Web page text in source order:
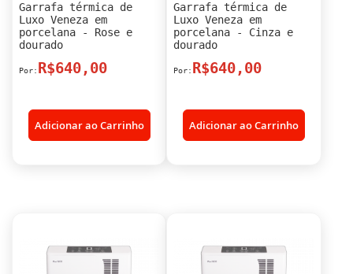
Garrafa térmica de
Luxo Veneza em
porcelana - Rose e
dourado
R$640,00
Adicionar ao Carrinho
Garrafa térmica de
Luxo Veneza em
porcelana - Cinza e
dourado
R$640,00
Adicionar ao Carrinho